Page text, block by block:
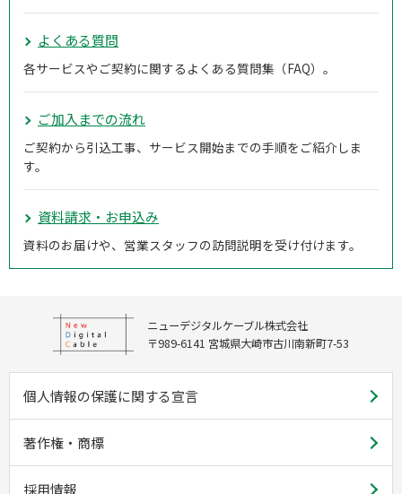
よくある質問
各サービスやご契約に関するよくある質問集（FAQ）。
ご加入までの流れ
ご契約から引込工事、サービス開始までの手順をご紹介しま
す。
資料請求・お申込み
資料のお届けや、営業スタッフの訪問説明を受け付けます。
ニューデジタルケーブル株式会社
〒989-6141 宮城県大崎市古川南新町7-53
個人情報の保護に関する宣言
著作権・商標
採用情報